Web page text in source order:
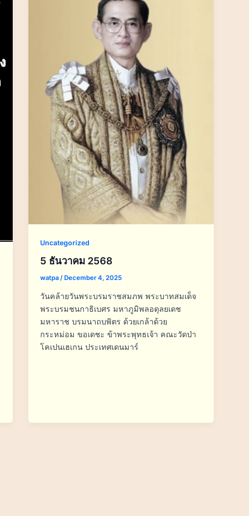
Uncategorized
5 ธันวาคม 2568
watpa/ December 4, 2025
วันคล้ายวันพระบรมราชสมภพ พระบาทสมเด็จ
พระบรมชนกาธิเบศร มหาภูมิพลอดุลยเดช
มหาราช บรมนาถบพิตร ด้วยเกล้าด้วย
กระหม่อม ขอเดชะ ข้าพระพุทธเจ้า คณะวัดป่า
โคเปนเฮเกน ประเทศเดนมาร์